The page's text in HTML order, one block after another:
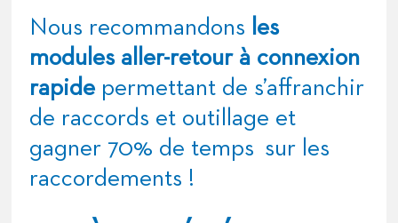
Nous recommandons les
modules aller-retour à connexion
rapide permettant de s’affranchir
de raccords et outillage et
gagner 70% de temps sur les
raccordements !